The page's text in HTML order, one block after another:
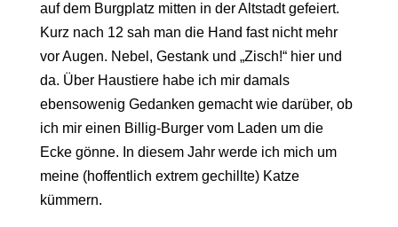
auf dem Burgplatz mitten in der Altstadt gefeiert.
Kurz nach 12 sah man die Hand fast nicht mehr
vor Augen. Nebel, Gestank und „Zisch!“ hier und
da. Über Haustiere habe ich mir damals
ebensowenig Gedanken gemacht wie darüber, ob
ich mir einen Billig-Burger vom Laden um die
Ecke gönne. In diesem Jahr werde ich mich um
meine (hoffentlich extrem gechillte) Katze
kümmern.